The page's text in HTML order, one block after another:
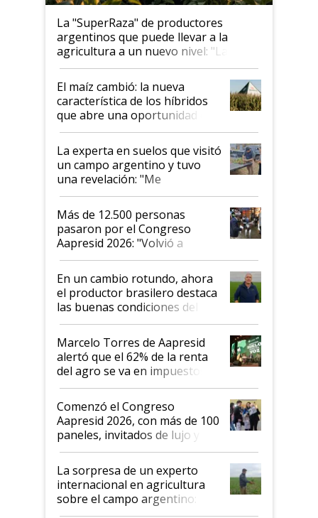
La "SuperRaza" de productores
argentinos que puede llevar a la
agricultura a un nuevo nivel: "Las
posibilidades de crecimiento son
infinitas"
El maíz cambió: la nueva
característica de los híbridos
que abre una oportunidad en
el lote
La experta en suelos que visitó
un campo argentino y tuvo
una revelación: "Me
impresionó mucho"
Más de 12.500 personas
pasaron por el Congreso
Aapresid 2026: "Volvió a
demostrar que hablar del
suelo es hablar de todo el
sistema productivo"
En un cambio rotundo, ahora
el productor brasilero destaca
las buenas condiciones del
agro argentino para invertir:
"Los veo más motivados"
Marcelo Torres de Aapresid
alertó que el 62% de la renta
del agro se va en impuestos:
"No es bueno que en
Argentina se sigan discutiendo
las mismas cosas de hace 50
años"
Comenzó el Congreso
Aapresid 2026, con más de 100
paneles, invitados de lujo y
todas las tendencias
La sorpresa de un experto
internacional en agricultura
sobre el campo argentino:
"Estoy muy impresionado"